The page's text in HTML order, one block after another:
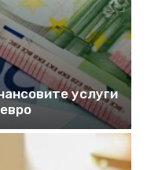
услуги